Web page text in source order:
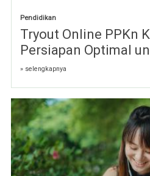
Pendidikan
Tryout Online PPKn
Persiapan Optimal
» selengkapnya